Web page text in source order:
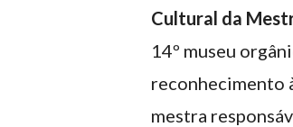
Cultural da
14º museu
reconhecimento
mestra